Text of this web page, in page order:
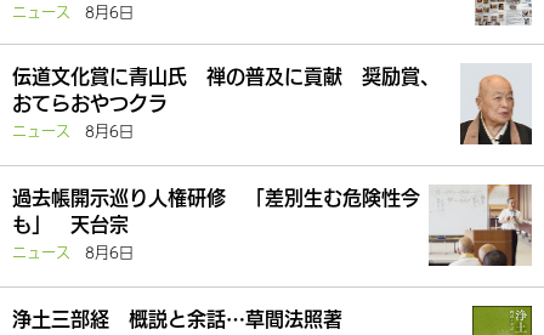
ニュース 8月6日
伝道文化賞に青山氏 禅の普及に貢献 奨励賞、
おてらおやつクラ
ニュース 8月6日
過去帳開示巡り人権研修 「差別生む危険性今
も」 天台宗
ニュース 8月6日
浄土三部経 概説と余話…草間法照著